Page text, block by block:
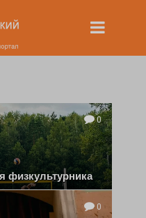
0
физкультурника
0